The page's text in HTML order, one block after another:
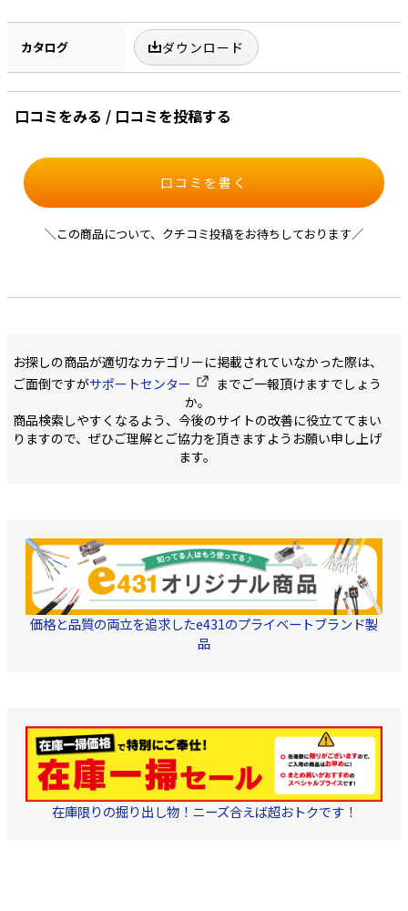
カタログ ダウンロード
口コミをみる / 口コミを投稿する
口コミを書く
＼この商品について、クチコミ投稿をお待ちしております／
お探しの商品が適切なカテゴリーに掲載されていなかった際は、
ご面倒ですがサポートセンター
までご一報頂けますでしょう
か。
商品検索しやすくなるよう、今後のサイトの改善に役立ててまい
りますので、ぜひご理解とご協力を頂きますようお願い申し上げ
ます。
価格と品質の両立を追求したe431のプライベートブランド製
品
在庫限りの掘り出し物！ニーズ合えば超おトクです！